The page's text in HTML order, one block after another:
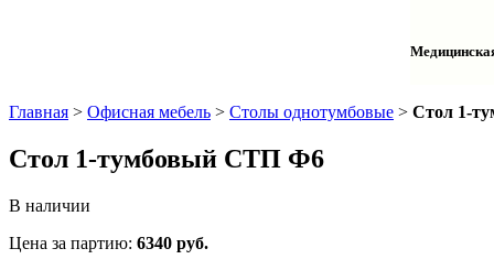
Шкафы
Тумбы
Главная > Офисная мебель > Столы однотумбовые > Стол 1-
Стол 1-тумбовый СТП Ф6
В наличии
Цена за партию: 6340 руб.